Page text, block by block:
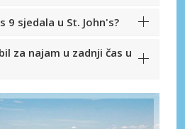
sjedala u St. John's?
za najam u zadnji čas u